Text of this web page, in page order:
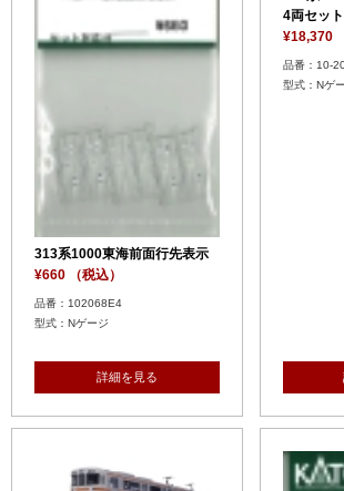
313系1000東海前面行先表示
¥660 （税込）
品番：102068E4
型式：Nゲージ
詳細を見る
4両セット
¥18,370
品番：10-
型式：N